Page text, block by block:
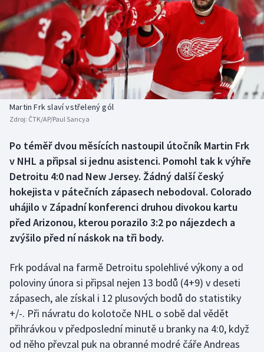
Americký fotbal
Baseball a softbal
Basketbal
Biatlon
Box
Curling
Dostihy
Florbal
Futsal
Golf
Gymnastika
NEPŘEHLÉDNĚTE
Soutěže
Historické návraty
Aplikace ČT sport
Martin Frk slaví vstřelený gól
Zdroj: ČTK/AP/Paul Sancya
Po téměř dvou měsících nastoupil útočník Martin Frk
v NHL a připsal si jednu asistenci. Pomohl tak k výhře
Detroitu 4:0 nad New Jersey. Žádný další český
hokejista v pátečních zápasech nebodoval. Colorado
uhájilo v Západní konferenci druhou divokou kartu
před Arizonou, kterou porazilo 3:2 po nájezdech a
zvýšilo před ní náskok na tři body.
Frk podával na farmě Detroitu spolehlivé výkony a od
poloviny února si připsal nejen 13 bodů (4+9) v deseti
zápasech, ale získal i 12 plusových bodů do statistiky
+/-. Při návratu do kolotoče NHL o sobě dal vědět
přihrávkou v předposlední minutě u branky na 4:0, když
od něho převzal puk na obranné modré čáře Andreas